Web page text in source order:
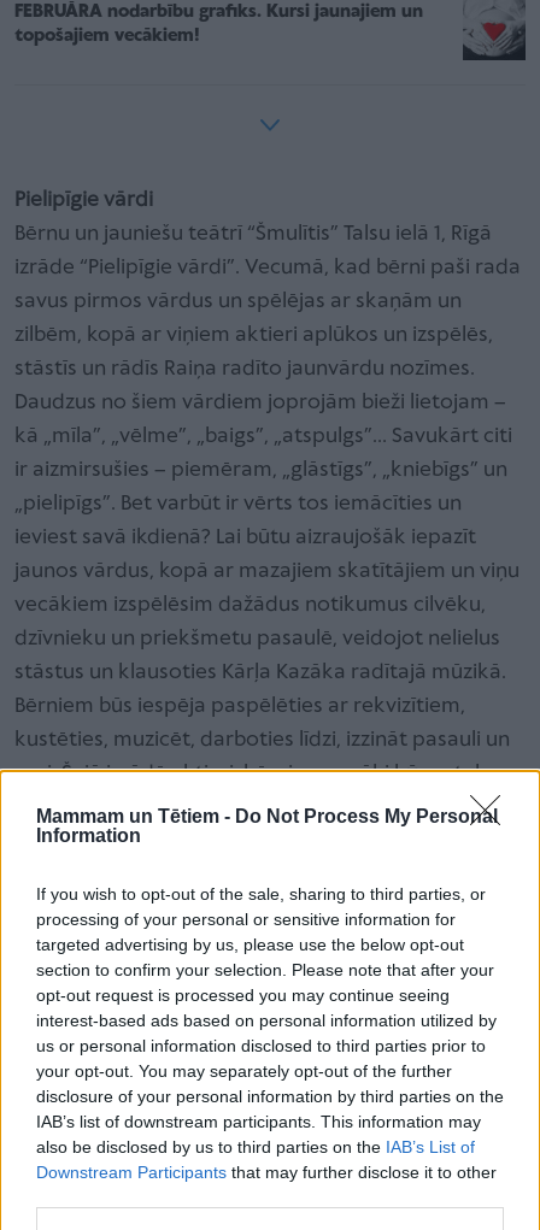
Mammam un Tētiem - Do Not Process My Personal
Information
If you wish to opt-out of the sale, sharing to third parties, or
processing of your personal or sensitive information for
targeted advertising by us, please use the below opt-out
section to confirm your selection. Please note that after your
opt-out request is processed you may continue seeing
interest-based ads based on personal information utilized by
us or personal information disclosed to third parties prior to
your opt-out. You may separately opt-out of the further
disclosure of your personal information by third parties on the
IAB’s list of downstream participants. This information may
also be disclosed by us to third parties on the IAB’s List of
Downstream Participants that may further disclose it to other
FEBRUĀRA nodarbību grafiks. Kursi jaunajiem un
topošajiem vecākiem!
Pielipīgie vārdi
Bērnu un jauniešu teātrī “Šmulītis” Talsu ielā 1, Rīgā
izrāde “Pielipīgie vārdi”. Vecumā, kad bērni paši rada
savus pirmos vārdus un spēlējas ar skaņām un
zilbēm, kopā ar viņiem aktieri aplūkos un izspēlēs,
stāstīs un rādīs Raiņa radīto jaunvārdu nozīmes.
Daudzus no šiem vārdiem joprojām bieži lietojam –
kā „mīla”, „vēlme”, „baigs”, „atspulgs”… Savukārt citi
ir aizmirsušies – piemēram, „glāstīgs”, „kniebīgs” un
„pielipīgs”. Bet varbūt ir vērts tos iemācīties un
ieviest savā ikdienā? Lai būtu aizraujošāk iepazīt
jaunos vārdus, kopā ar mazajiem skatītājiem un viņu
vecākiem izspēlēsim dažādus notikumus cilvēku,
dzīvnieku un priekšmetu pasaulē, veidojot nelielus
stāstus un klausoties Kārļa Kazāka radītajā mūzikā.
Bērniem būs iespēja paspēlēties ar rekvizītiem,
kustēties, muzicēt, darboties līdzi, izzināt pasauli un
sevi. Šajā izrādē aktieri, bērni un vecāki būs rotaļu
biedri, kuri kopā dosies Raiņa piedāvāto vārdu
nozīmes meklējumos.
“Bikibuks” ilustrāciju izstāde “Strupā PuPa”
No 4. janvāra līdz 8. februārim Latgales
Kultūrvēstures muzejā Rēzeknē var apskatīt bērnu
grāmatu izdevniecības “Liels un mazs” dzejas bilžu
grāmatu sērijas “Bikibuks” ilustrāciju izstādi “Strupā
PuPa”. “Bikibuks” ir 100 latviešu bērnu dzejoļu izlase
no Blaumaņa līdz Vērdiņam kabatas formāta bilžu
grāmatās, ko ilustrējuši mūsdienu latviešu
mākslinieki. Izstādes simbols ir pats Bikibuks – jautrs,